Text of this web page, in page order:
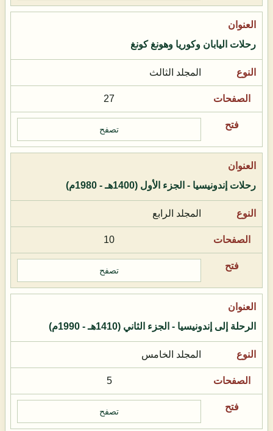
رحلات اليابان وكوريا وهونغ كونغ
المجلد الثالث
27
تصفح
رحلات إندونيسيا - الجزء الأول (1400هـ - 1980م)
المجلد الرابع
10
تصفح
الرحلة إلى إندونيسيا - الجزء الثاني (1410هـ - 1990م)
المجلد الخامس
5
تصفح